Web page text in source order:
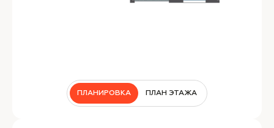
ПЛАНИРОВКА ПЛАН ЭТАЖА